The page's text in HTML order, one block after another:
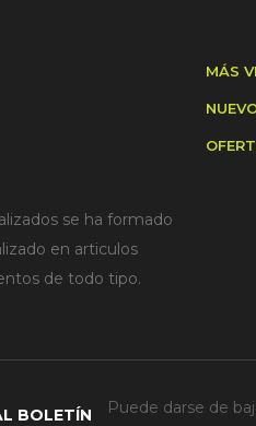
se ha formado
en articulos
de todo tipo.
MÁS
BOLETÍN
Puede darse de